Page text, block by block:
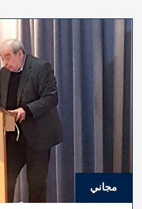
مجاني